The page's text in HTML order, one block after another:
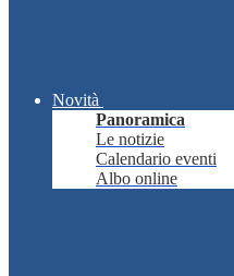
Novità
Panoramica
Le notizie
Calendario eventi
Albo online